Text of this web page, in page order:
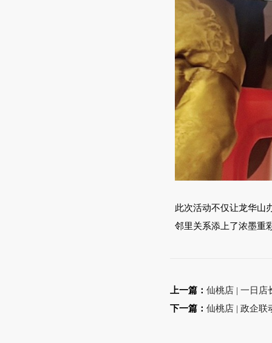
此次活动不仅让龙华山
邻里关系添上了浓墨重
上一篇： 仙桃店 | 一日店
下一篇： 仙桃店 | 政企